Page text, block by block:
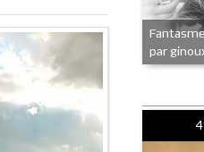
par